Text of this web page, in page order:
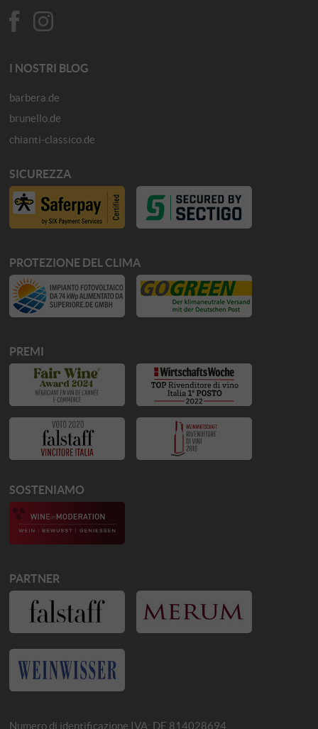
I NOSTRI BLOG
barbera.de
brunello.de
chianti-classico.de
SICUREZZA
PROTEZIONE DEL CLIMA
PREMI
SOSTENIAMO
PARTNER
Numero di identificazione IVA: DE 814028694